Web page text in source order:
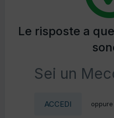
Le risposte a
Sei un
ACCEDI oppure